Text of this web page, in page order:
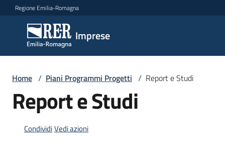
Vai al contenuto
Vai alla navigazione
Vai al footer
Regione Emilia-Romagna
Imprese
Imprese
Argomenti
Home / Piani Programmi Progetti / Report e Studi
Report e Studi
CondividiVedi azioni